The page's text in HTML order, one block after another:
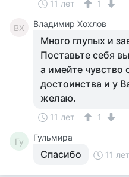
11 лет 1
ВХ Владимир Хохлов
Много глупых и
Поставьте себя
а имейте чувство
достоинства и у
желаю.
11 лет 1
Гу Гульмира
Спасибо 11 лет